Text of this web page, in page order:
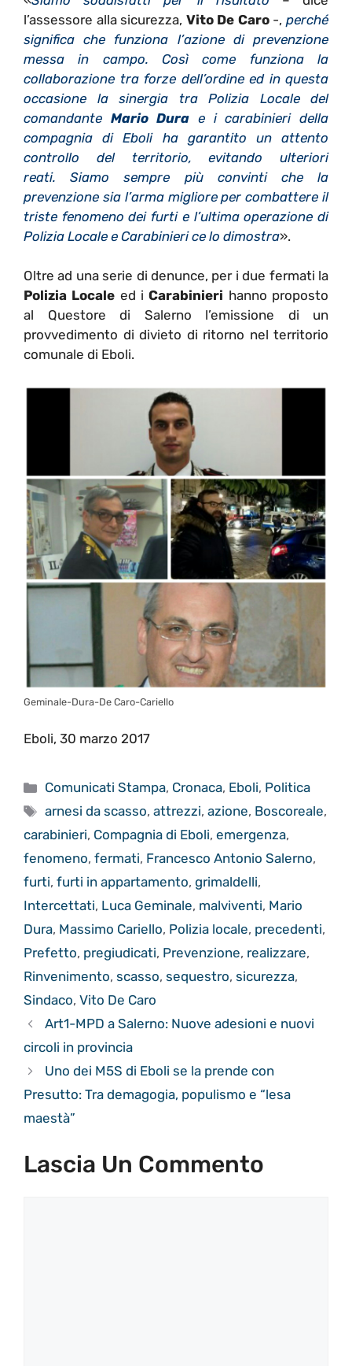
l’assessore alla sicurezza, Vito De Caro-,perché
significa che funziona l’azione di prevenzione
messa in campo. Così come funziona la
collaborazione tra forze dell’ordine ed in questa
occasione la sinergia tra Polizia Locale del
comandante Mario Dura e i carabinieri della
compagnia di Eboli ha garantito un attento
controllo del territorio, evitando ulteriori
reati. Siamo sempre più convinti che la
prevenzione sia l’arma migliore per combattere il
triste fenomeno dei furti e l’ultima operazione di
Polizia Locale e Carabinieri ce lo dimostra».
Oltre ad una serie di denunce, per i due fermati la
Polizia Locale ed iCarabinieri hanno proposto
al Questore di Salerno l’emissione di un
provvedimento di divieto di ritorno nel territorio
comunale di Eboli.
Geminale-Dura-De Caro-Cariello
Eboli, 30 marzo 2017
Categorie
Comunicati Stampa, Cronaca, Eboli, Politica
Tag
arnesi da scasso,attrezzi,azione, Boscoreale,
carabinieri, Compagnia di Eboli, emergenza,
fenomeno, fermati, Francesco Antonio Salerno,
furti, furti in appartamento, grimaldelli,
Intercettati, Luca Geminale, malviventi, Mario
Dura, Massimo Cariello, Polizia locale, precedenti,
Prefetto, pregiudicati, Prevenzione, realizzare,
Rinvenimento, scasso, sequestro, sicurezza,
Sindaco, Vito De Caro
Art1-MPD a Salerno: Nuove adesioni e nuovi
circoli in provincia
Uno dei M5S di Eboli se la prende con
Presutto: Tra demagogia, populismo e “lesa
maestà”
Lascia Un Commento